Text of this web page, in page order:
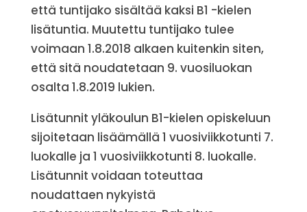
että tuntijako sisältää kaksi B1 -kielen
lisätuntia. Muutettu tuntijako tulee
voimaan 1.8.2018 alkaen kuitenkin siten,
että sitä noudatetaan 9. vuosiluokan
osalta 1.8.2019 lukien.
Lisätunnit yläkoulun B1-kielen opiskeluun
sijoitetaan lisäämällä 1 vuosiviikkotunti 7.
luokalle ja 1 vuosiviikkotunti 8. luokalle.
Lisätunnit voidaan toteuttaa
noudattaen nykyistä